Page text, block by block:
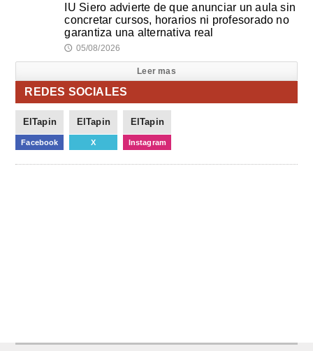
IU Siero advierte de que anunciar un aula sin
concretar cursos, horarios ni profesorado no
garantiza una alternativa real
🕔 05/08/2026
Leer mas
REDES SOCIALES
ElTapin
Facebook
ElTapin
X
ElTapin
Instagram